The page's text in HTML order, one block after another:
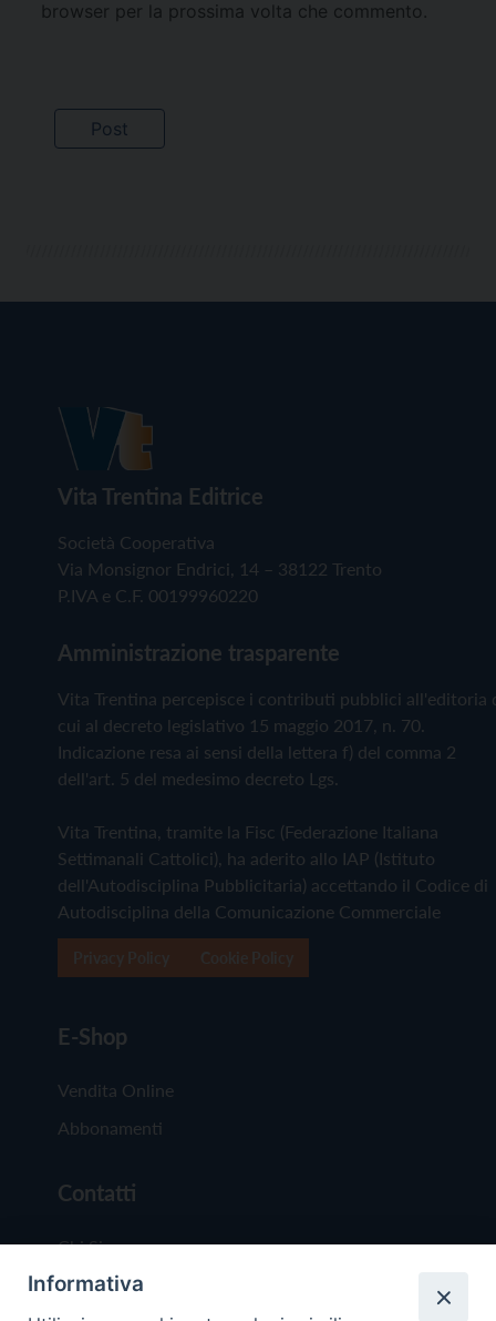
browser per la prossima volta che commento.
Vita Trentina Editrice
Società Cooperativa
Via Monsignor Endrici, 14 – 38122 Trento
P.IVA e C.F. 00199960220
Amministrazione trasparente
Vita Trentina percepisce i contributi pubblici all'editoria
cui al decreto legislativo 15 maggio 2017, n. 70.
Indicazione resa ai sensi della lettera f) del comma 2
dell'art. 5 del medesimo decreto Lgs.
Vita Trentina, tramite la Fisc (Federazione Italiana
Settimanali Cattolici), ha aderito allo IAP (Istituto
dell'Autodisciplina Pubblicitaria) accettando il Codice di
Autodisciplina della Comunicazione Commerciale
E-Shop
Vendita Online
Abbonamenti
Contatti
Chi Siamo
Redazione
Informativa